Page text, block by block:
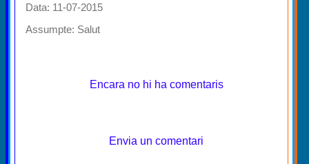
Data: 11-07-2015
Assumpte: Salut
Encara no hi ha comentaris
Envia un comentari